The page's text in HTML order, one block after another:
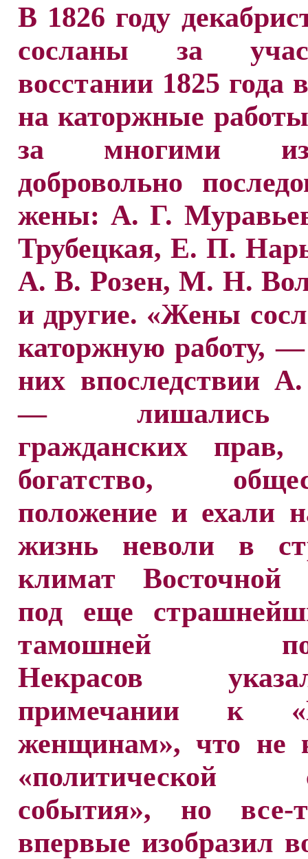
В 1826 году
сосланы за
восстании 1825 года
на каторжные
за многими
добровольно
жены: А. Г.
Трубецкая, Е. П.
А. В. Розен, М. Н.
и другие. «Жены
каторжную работу,
них впоследствии
— лишались
гражданских прав,
богатство,
положение и ехали
жизнь неволи в
климат Восточной
под еще
тамошней
Некрасов
примечании к
женщинам», что не
«политической
события», но все-
впервые изобразил